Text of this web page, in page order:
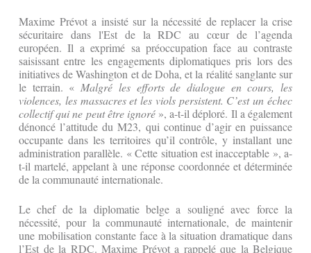
Maxime Prévot a insisté sur la nécessité de replacer la crise
sécuritaire dans l'Est de la RDC au cœur de l’agenda
européen. Il a exprimé sa préoccupation face au contraste
saisissant entre les engagements diplomatiques pris lors des
initiatives de Washington et de Doha, et la réalité sanglante sur
le terrain. «Malgré les efforts de dialogue en cours, les
violences, les massacres et les viols persistent. C’est un échec
collectif qui ne peut être ignoré », a-t-il déploré. Il a également
dénoncé l’attitude du M23, qui continue d’agir en puissance
occupante dans les territoires qu’il contrôle, y installant une
administration parallèle. « Cette situation est inacceptable », a-
t-il martelé, appelant à une réponse coordonnée et déterminée
de la communauté internationale.
Le chef de la diplomatie belge a souligné avec force la
nécessité, pour la communauté internationale, de maintenir
une mobilisation constante face à la situation dramatique dans
l’Est de la RDC. Maxime Prévot a rappelé que la Belgique